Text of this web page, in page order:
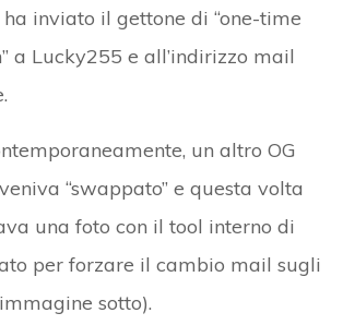
inviato il gettone di “one-time
a Lucky255 e all’indirizzo mail
un altro OG
“swappato” e questa volta
una foto con il tool interno di
per forzare il cambio mail sugli
sotto).